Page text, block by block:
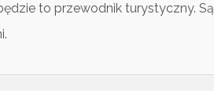
to przewodnik turystyczny.